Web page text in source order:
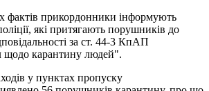
фактів прикордонники інформують
які притягають порушників до
за ст. 44-3 КпАП
карантину людей".
у пунктах пропуску